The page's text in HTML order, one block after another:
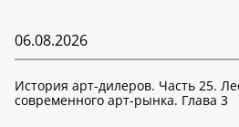
06.08.2026
История арт-дилеров. Часть 25.
современного арт-рынка. Глава 3